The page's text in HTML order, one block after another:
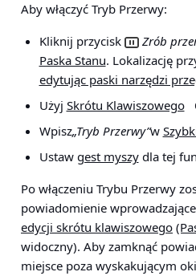
Aby włączyć Tryb Przerwy:
Kliknij przycisk
Zrób
Paska Stanu. Lokalizację
edytując paski narzędzi
Użyj Skrótu Klawiszowego
Wpisz„Tryb Przerwy”w
Ustaw gest myszydla tej
Po włączeniu Trybu Przerwy
powiadomienie
edycji skrótu klawiszowego
widoczny). Aby zamknąć
miejsce poza wyskakującym